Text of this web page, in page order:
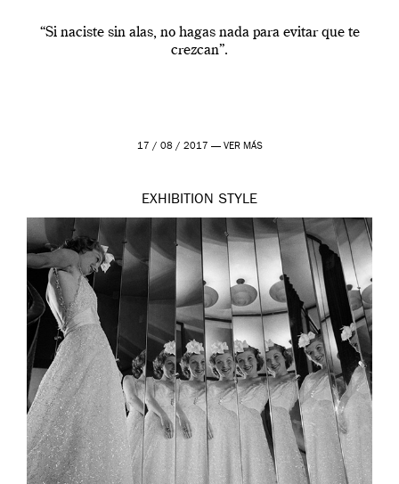
“Si naciste sin alas, no hagas nada para evitar que te
crezcan”.
17 / 08 / 2017 — VER MÁS
EXHIBITION STYLE